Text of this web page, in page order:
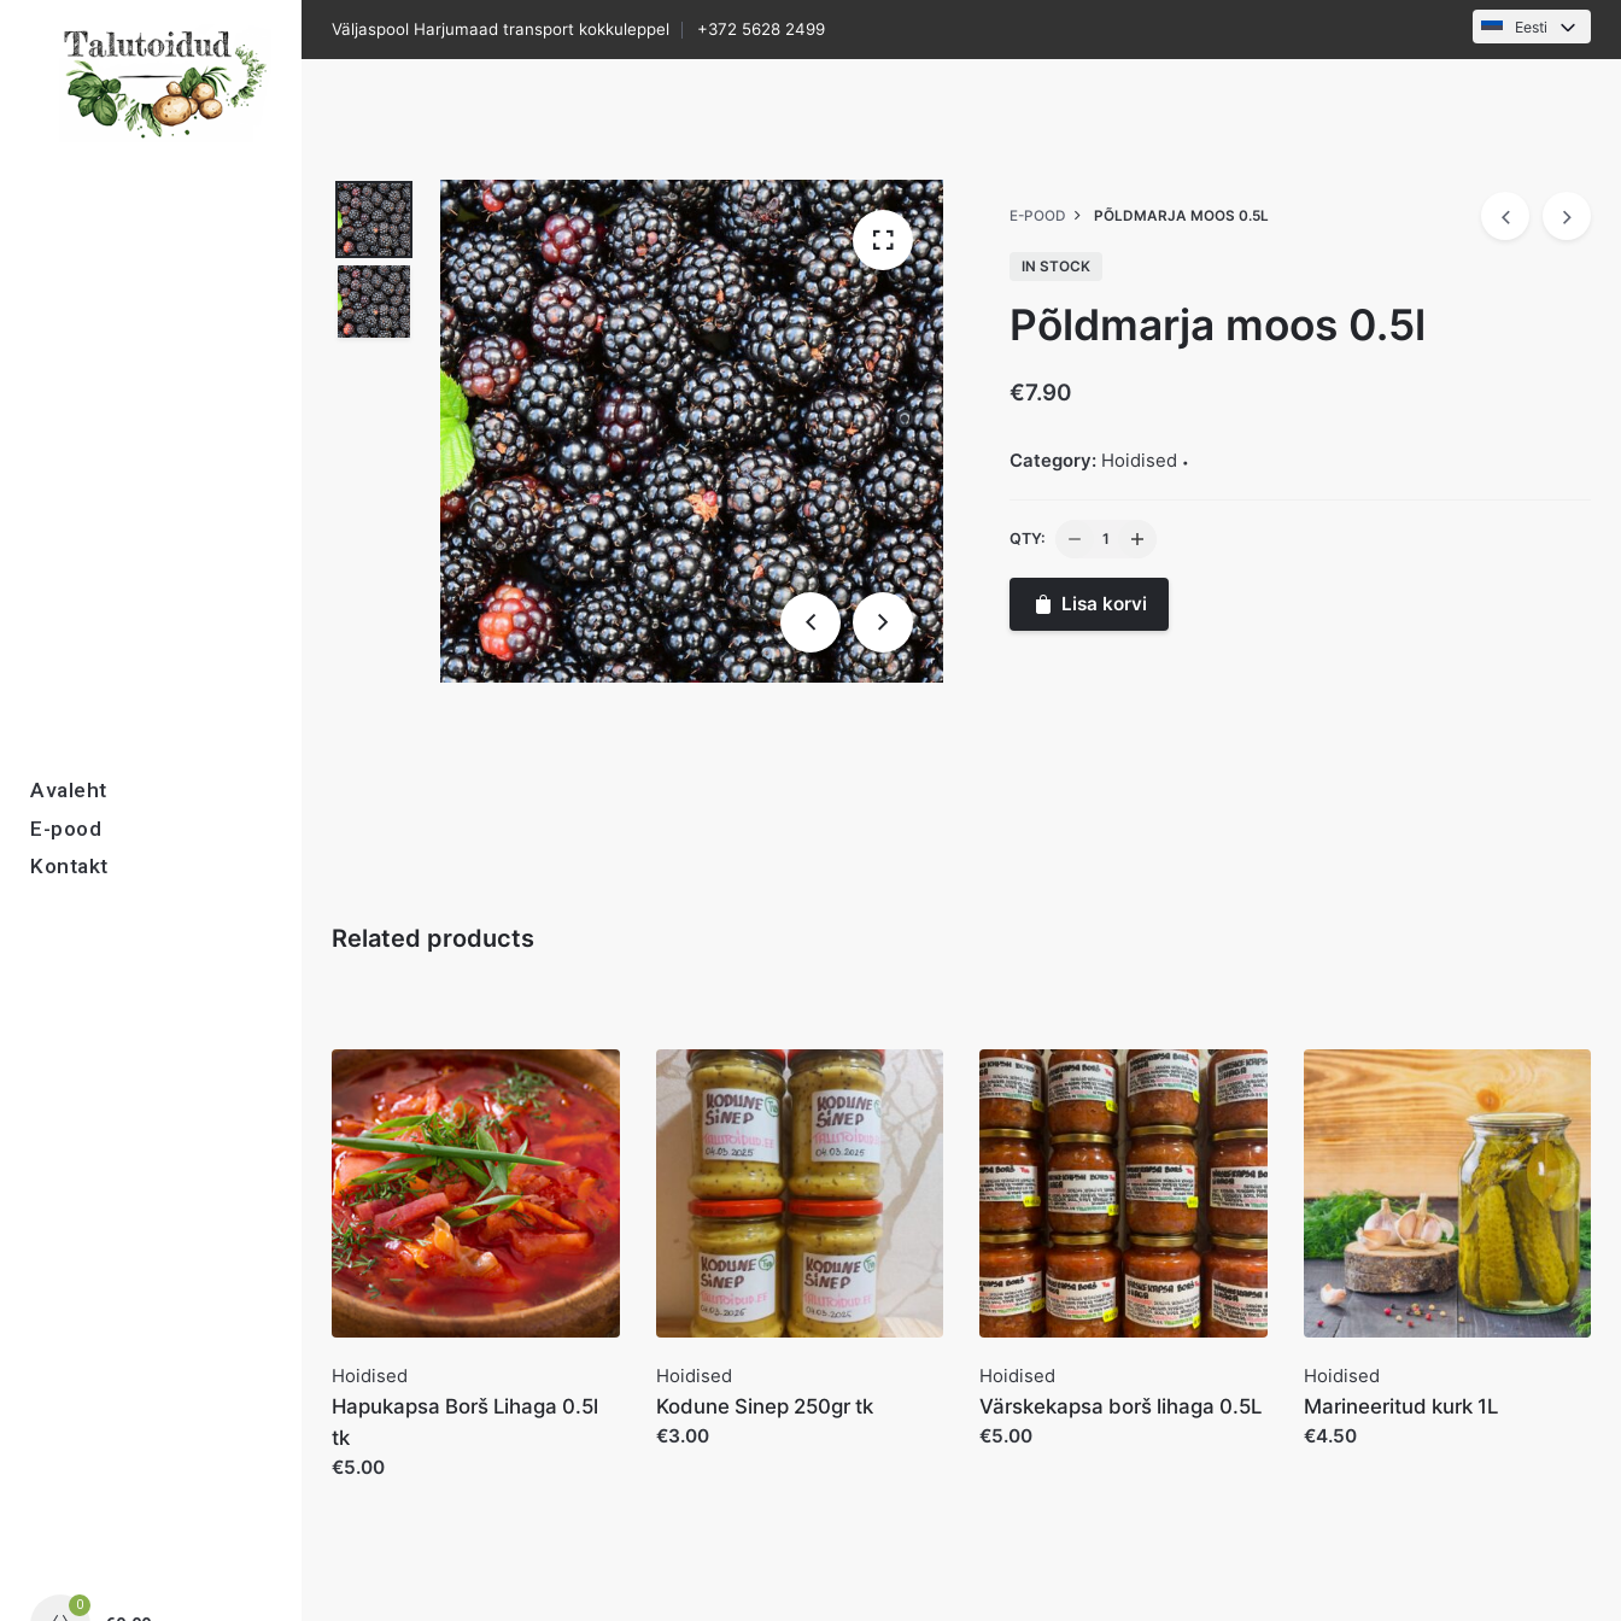
Väljaspool Harjumaad transport kokkuleppel +372 5628 2499 Eesti
Avaleht
E-pood
Kontakt
0
E-POOD PÕLDMARJA MOOS 0.5L
IN STOCK
Põldmarja moos 0.5l
€7.90
Category: Hoidised
QTY:
Põldmarja
0.5l
Lisa korvi
Related products
Hoidised
Hapukapsa Borš Lihaga 0.5l
tk
€5.00
Hoidised
Kodune Sinep 250gr tk
€3.00
Hoidised
Värskekapsa borš lihaga 0.5L
€5.00
Hoidised
Marineeritud kurk 1L
€4.50